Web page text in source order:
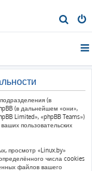
о
(в
(в дальнейшем «они»,
Limited», «phpBB Teams»)
пользовательских
просмотр «Linux.by»
числа cookies
файлов вашего